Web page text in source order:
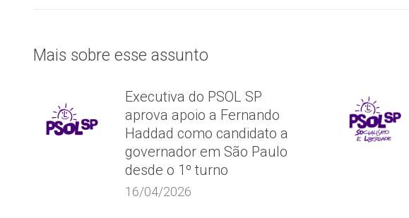
Mais sobre esse assunto
Executiva do PSOL SP
aprova apoio a Fernando
Haddad como candidato a
governador em São Paulo
desde o 1º turno
16/04/2026